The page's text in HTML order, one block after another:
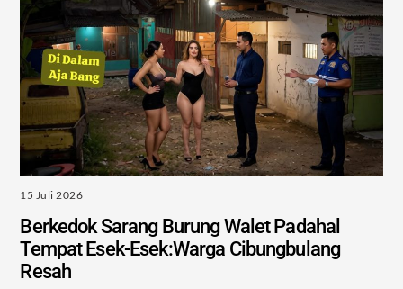
15 Juli 2026
Berkedok Sarang Burung Walet Padahal
Tempat Esek-Esek:Warga Cibungbulang
Resah